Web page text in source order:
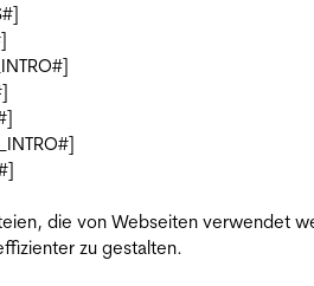
die von Webseiten verwendet
zu gestalten.